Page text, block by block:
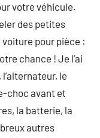
votre véhicule.
des petites
pour pièce :
chance ! Je l’ai
le
choc avant et
la batterie, la
autres